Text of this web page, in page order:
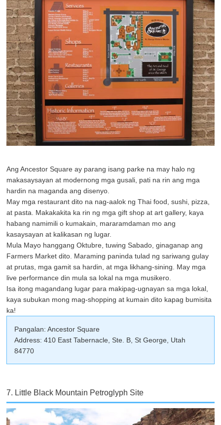
Ang Ancestor Square ay parang isang parke na may halo ng
makasaysayan at modernong mga gusali, pati na rin ang mga
hardin na maganda ang disenyo.
May mga restaurant dito na nag-aalok ng Thai food, sushi, pizza,
at pasta. Makakakita ka rin ng mga gift shop at art gallery, kaya
habang namimili o kumakain, mararamdaman mo ang
kasaysayan at kalikasan ng lugar.
Mula Mayo hanggang Oktubre, tuwing Sabado, ginaganap ang
Farmers Market dito. Maraming paninda tulad ng sariwang gulay
at prutas, mga gamit sa hardin, at mga likhang-sining. May mga
live performance din mula sa lokal na mga musikero.
Isa itong magandang lugar para makipag-ugnayan sa mga lokal,
kaya subukan mong mag-shopping at kumain dito kapag bumisita
ka!
Pangalan: Ancestor Square
Address: 410 East Tabernacle, Ste. B, St George, Utah
84770
7. Little Black Mountain Petroglyph Site